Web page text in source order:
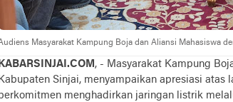
Masyarakat Kampung Boja dan Aliansi Mahasiswa
KABARSINJAI.COM, - Masyarakat Kampung
Kabupaten Sinjai, menyampaikan apresiasi
berkomitmen menghadirkan jaringan listrik